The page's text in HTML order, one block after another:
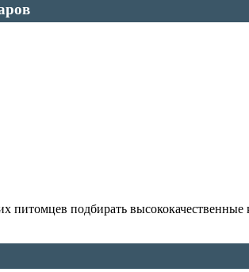
питомцев подбирать